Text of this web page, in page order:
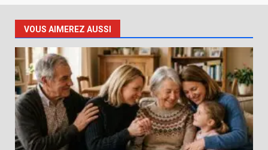
VOUS AIMEREZ AUSSI